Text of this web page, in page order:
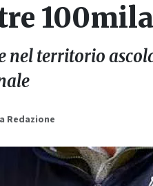
nel territorio
Redazione